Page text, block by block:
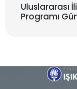
Uluslararası
Programı